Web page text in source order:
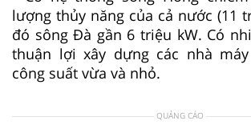
lượng thủy năng của cả nước (11
đó sông Đà gần 6 triệu kW. Có
thuận lợi xây dựng các nhà
công suất vừa và nhỏ.
QUẢNG CÁO